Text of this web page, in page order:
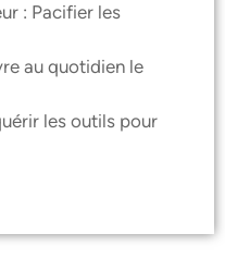
: Pacifier les
au quotidien le
les outils pour